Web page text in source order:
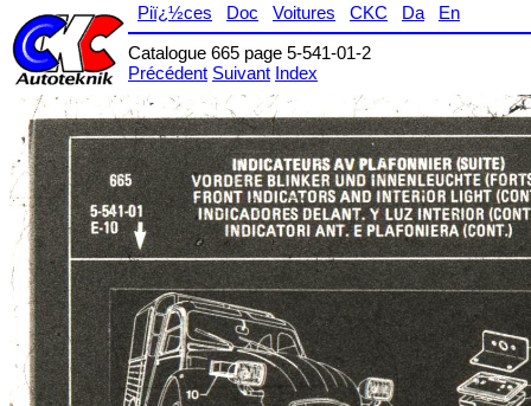
Piï¿½ces Doc Voitures CKC Da
En
Catalogue 665 page 5-541-01-2
Précédent Suivant Index